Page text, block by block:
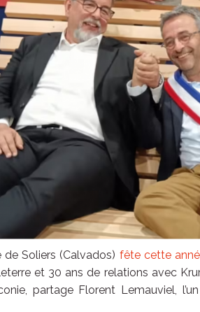
Soliers (Calvados) fête cette
et 30 ans de relations avec
partage Florent Lemauviel,